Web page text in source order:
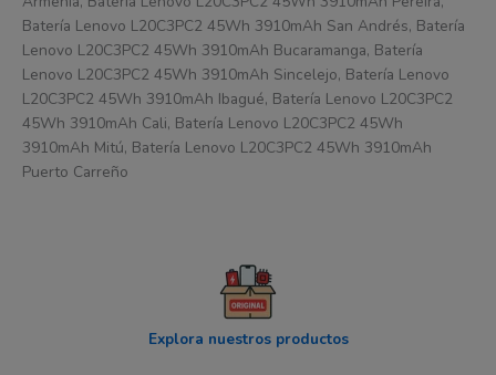
Batería Lenovo L20C3PC2 45Wh 3910mAh San Andrés, Batería
Lenovo L20C3PC2 45Wh 3910mAh Bucaramanga, Batería
Lenovo L20C3PC2 45Wh 3910mAh Sincelejo, Batería Lenovo
L20C3PC2 45Wh 3910mAh Ibagué, Batería Lenovo L20C3PC2
45Wh 3910mAh Cali, Batería Lenovo L20C3PC2 45Wh
3910mAh Mitú, Batería Lenovo L20C3PC2 45Wh 3910mAh
Puerto Carreño
Explora nuestros productos